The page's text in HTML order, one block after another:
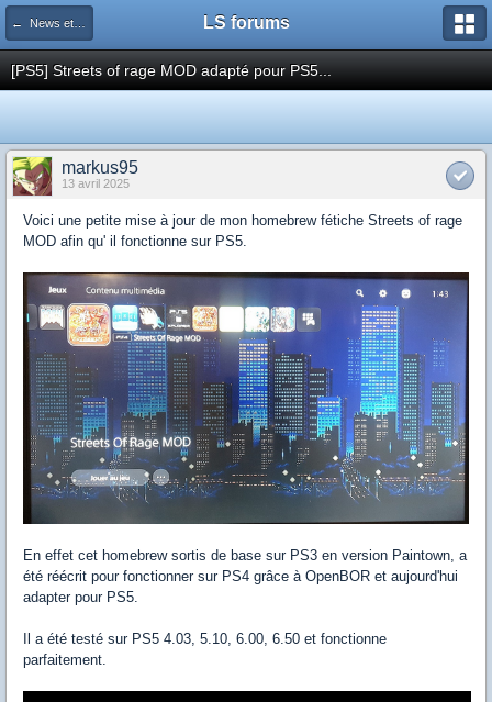
← News et actualités postées sur LS LS forums
[PS5] Streets of rage MOD adapté pour PS5...
markus95
13 avril 2025
Voici une petite mise à jour de mon homebrew fétiche Streets of rage
MOD afin qu' il fonctionne sur PS5.
En effet cet homebrew sortis de base sur PS3 en version Paintown, a
été réécrit pour fonctionner sur PS4 grâce à OpenBOR et aujourd'hui
adapter pour PS5.
Il a été testé sur PS5 4.03, 5.10, 6.00, 6.50 et fonctionne
parfaitement.